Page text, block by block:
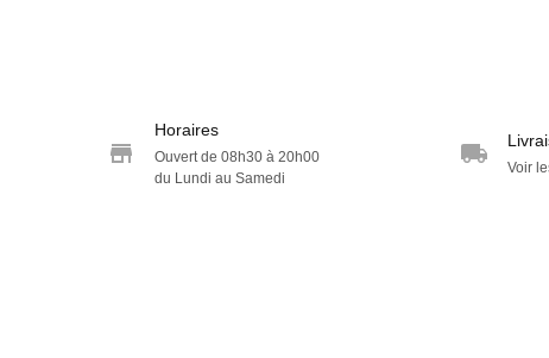
Horaires
Ouvert de 08h30 à 20h00
du Lundi au Samedi
Voir